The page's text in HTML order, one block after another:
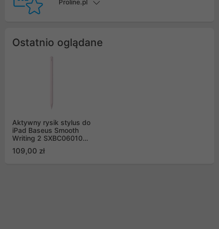
Proline.pl
Ostatnio oglądane
Aktywny rysik stylus do
iPad Baseus Smooth
Writing 2 SXBC060104
109,00 zł